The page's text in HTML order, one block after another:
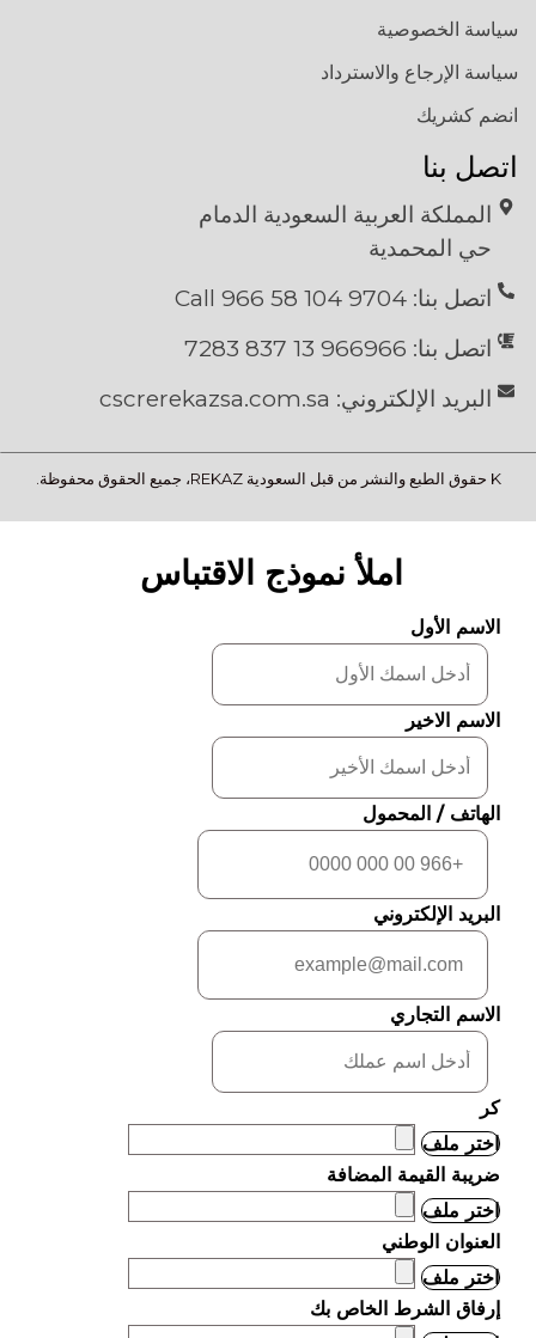
سياسة الخصوصية
سياسة الإرجاع والاسترداد
انضم كشريك
اتصل بنا
المملكة العربية السعودية الدمام
حي المحمدية
اتصل بنا: 9704 104 58 966 Call
اتصل بنا: 966966 13 837 7283
البريد الإلكتروني: cscrerekazsa.com.sa
K حقوق الطبع والنشر من قبل السعودية REKAZ، جميع الحقوق محفوظة.
املأ نموذج الاقتباس
الاسم الأول
الاسم الاخير
الهاتف / المحمول
البريد الإلكتروني
الاسم التجاري
كر
اختر ملف
ضريبة القيمة المضافة
اختر ملف
العنوان الوطني
اختر ملف
إرفاق الشرط الخاص بك